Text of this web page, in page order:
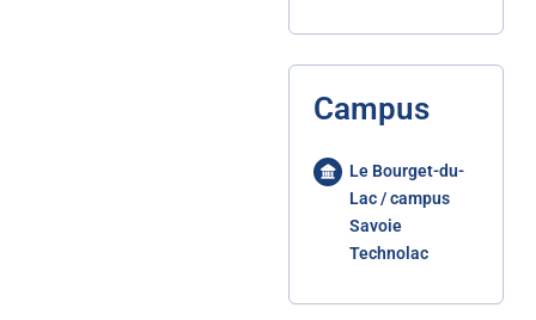
Campus
Le Bourget-du-
Lac / campus
Savoie
Technolac